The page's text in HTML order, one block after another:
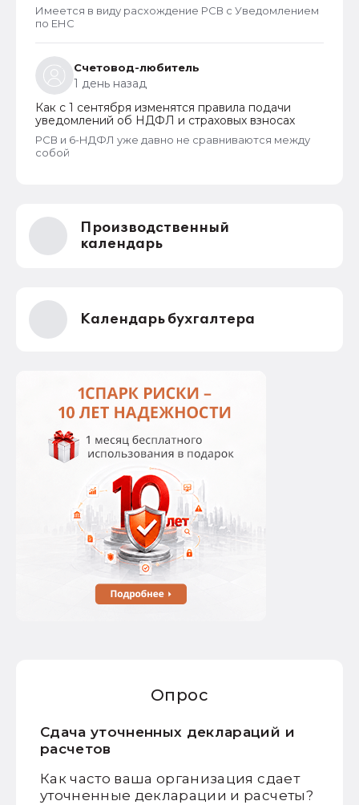
Имеется в виду расхождение РСВ с Уведомлением
по ЕНС
Счетовод-любитель
1 день назад
Как с 1 сентября изменятся правила подачи
уведомлений об НДФЛ и страховых взносах
РСВ и 6-НДФЛ уже давно не сравниваются между
собой
Производственный
календарь
Календарь бухгалтера
Опрос
Сдача уточненных деклараций и
расчетов
Как часто ваша организация сдает
уточненные декларации и расчеты?